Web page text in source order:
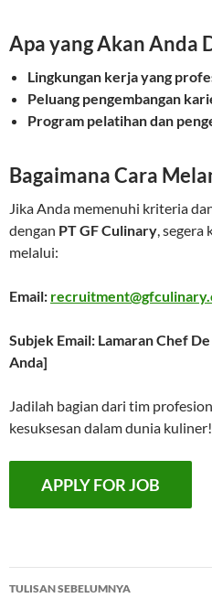
Apa yang Akan Anda
Lingkungan kerja yang
Peluang pengembangan
Program pelatihan dan
Bagaimana Cara
Jika Anda memenuhi kriteria
dengan PT GF Culinary, segera
melalui:
Email:
Subjek Email: Lamaran Chef
Anda]
Jadilah bagian dari tim
kesuksesan dalam dunia
Navigasi
TULISAN SEBELUMNYA